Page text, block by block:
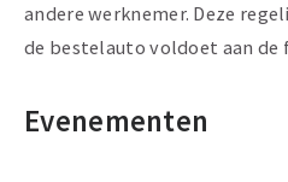
andere werknemer. Deze
de bestelauto voldoet aan de
Evenementen